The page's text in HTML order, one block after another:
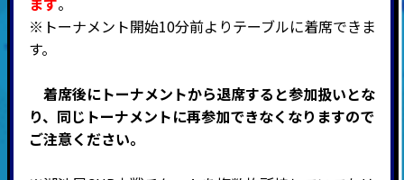
※トーナメント開始10分前よりテーブルに着席できま
す。
着席後にトーナメントから退席すると参加扱いとな
り、同じトーナメントに再参加できなくなりますので
ご注意ください。